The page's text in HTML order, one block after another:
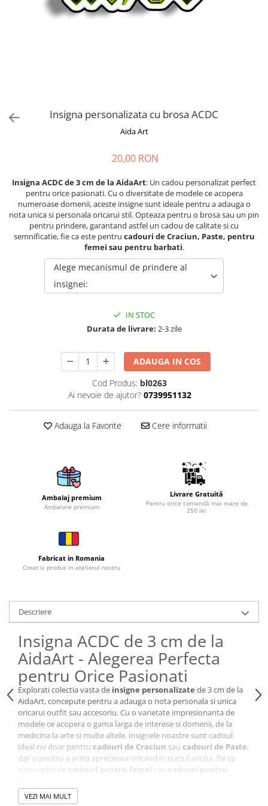
Decoratiuni Paste
Print personalizat
Semne de Carte
Articole pentru copii
Puzzle
Cercei din lemn
Accesorii de Bucatarie
Suporturi de Pahare
Accesorii pentru Bauturi
Personalizate
Termosuri Personalizate
Desfacatoare si Tirbusoane
Shaker, Plosca
Cutii si Accesorii pentru Vin
Personalizate
Vinuri Personalizate
Pixuri Personalizate
Mousepad-uri
Globuri de Birou
Agende A5
Agende A6
Planner / Jurnal
Articole pentru Casa Personalizate
Ceasuri Personalizate
Calendare Personalizate
Tablouri Personalizate
Rame Foto
Brichete Personalizate
Cadouri absolvire
Insigna personalizata cu brosa ACDC
Aida Art
20,00 RON
Insigna ACDC de 3 cm de la AidaArt: Un cadou personalizat perfect
pentru orice pasionati. Cu o diversitate de modele ce acopera
numeroase domenii, aceste insigne sunt ideale pentru a adauga o
nota unica si personala oricarui stil. Opteaza pentru o brosa sau un pin
pentru prindere, garantand astfel un cadou de calitate si cu
semnificatie, fie ca este pentru cadouri de Craciun, Paste, pentru
femei sau pentru barbati.
Alege mecanismul de prindere al
insignei:
IN STOC
Durata de livrare: 2-3 zile
ADAUGA IN COS
Cod Produs: bl0263
Ai nevoie de ajutor? 0739951132
Adauga la Favorite Cere informatii
Ambalaj premium
Ambalare premium
Livrare Gratuită
Pentru orice comandă mai mare de
250 lei
Fabricat in Romania
Creat si produs in atelierul nostru
Descriere
Insigna ACDC de 3 cm de la
AidaArt - Alegerea Perfecta
pentru Orice Pasionati
Explorati colectia vasta de insigne personalizate de 3 cm de la
AidaArt, concepute pentru a adauga o nota personala si unica
oricarui outfit sau accesoriu. Cu o varietate impresionanta de
modele ce acopera o gama larga de interese si domenii, de la
medicina la arte si multe altele, insignele noastre sunt cadoul
ideal nu doar pentru cadouri de Craciun sau cadouri de Paste,
dar si pentru a arata aprecierea oricand in cursul anului, fie ca
este vorba de cadouri pentru femei sau cadouri pentru
Dimensiune ideala de 3 cm:
facand fiecare insigna usor de purtat.
VEZI MAI MULT